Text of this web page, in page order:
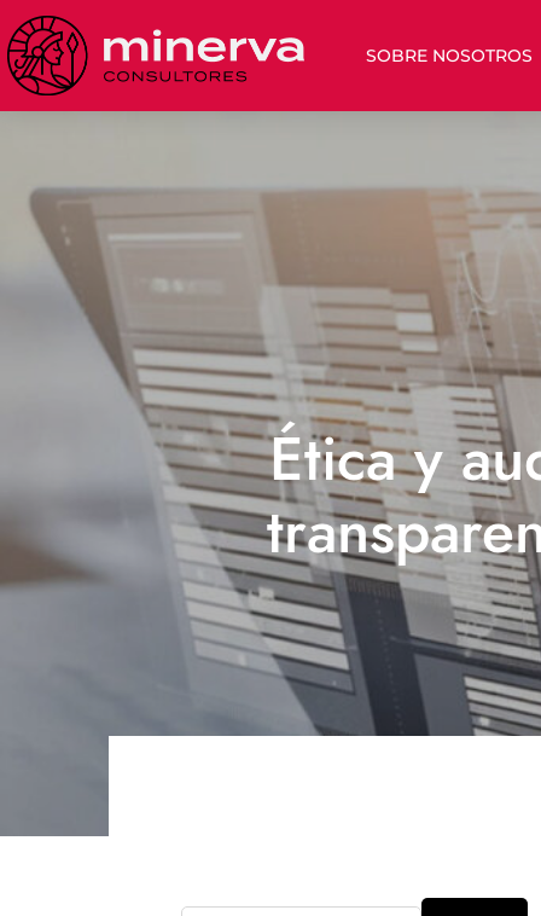
SOBRE NOSOTROS
Ética y